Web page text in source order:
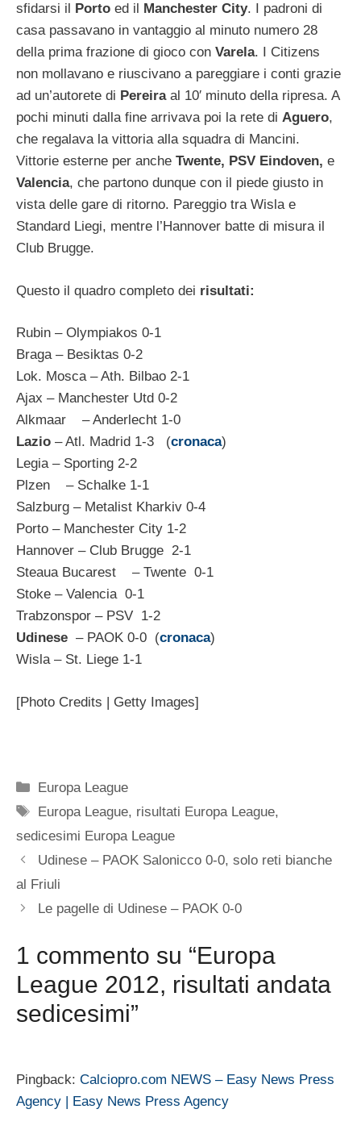
sfidarsi il Porto ed il Manchester City. I padroni di
casa passavano in vantaggio al minuto numero 28
della prima frazione di gioco con Varela. I Citizens
non mollavano e riuscivano a pareggiare i conti grazie
ad un’autorete di Pereiraal 10′ minuto della ripresa. A
pochi minuti dalla fine arrivava poi la rete di Aguero,
che regalava la vittoria alla squadra di Mancini.
Vittorie esterne per anche Twente, PSV Eindoven, e
Valencia, che partono dunque con il piede giusto in
vista delle gare di ritorno. Pareggio tra Wisla e
Standard Liegi, mentre l’Hannover batte di misura il
Club Brugge.
Questo il quadro completo dei risultati:
Rubin – Olympiakos 0-1
Braga – Besiktas 0-2
Lok. Mosca – Ath. Bilbao 2-1
Ajax – Manchester Utd 0-2
Alkmaar – Anderlecht 1-0
Lazio – Atl. Madrid 1-3 (cronaca)
Legia – Sporting 2-2
Plzen – Schalke 1-1
Salzburg – Metalist Kharkiv 0-4
Porto – Manchester City 1-2
Hannover – Club Brugge 2-1
Steaua Bucarest – Twente 0-1
Stoke – Valencia 0-1
Trabzonspor – PSV 1-2
Udinese – PAOK 0-0 (cronaca)
Wisla – St. Liege 1-1
[Photo Credits | Getty Images]
Categorie
Europa League
Tag
Europa League, risultati Europa League,
sedicesimi Europa League
Udinese – PAOK Salonicco 0-0, solo reti bianche
al Friuli
Le pagelle di Udinese – PAOK 0-0
1 commento su “Europa
League 2012, risultati andata
sedicesimi”
Pingback: Calciopro.com NEWS – Easy News Press
Agency | Easy News Press Agency